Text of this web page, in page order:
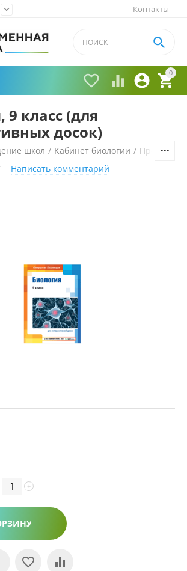
Контакты

0


 

9 класс (для
досок)
школ / Кабинет биологии /
Написать комментарий
+